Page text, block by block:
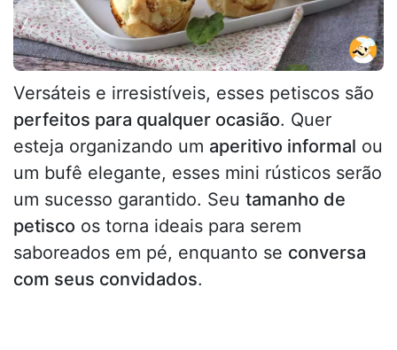
Versáteis e irresistíveis, esses petiscos são
perfeitos para qualquer ocasião. Quer
esteja organizando um aperitivo informal ou
um bufê elegante, esses mini rústicos serão
um sucesso garantido. Seu tamanho de
petisco os torna ideais para serem
saboreados em pé, enquanto se conversa
com seus convidados.